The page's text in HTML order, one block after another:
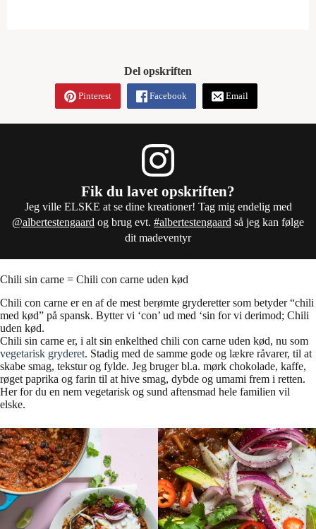
Del opskriften
Pinterest Facebook Email
Fik du lavet opskriften?
Jeg ville ELSKE at se dine kreationer! Tag mig endelig med
@albertestengaard og brug evt. #albertestengaard så jeg kan følge
dit madeventyr
Chili sin carne = Chili con carne uden kød
Chili con carne er en af de mest berømte gryderetter som betyder “chili
med kød” på spansk. Bytter vi ‘con’ ud med ‘sin for vi derimod; Chili
uden kød.
Chili sin carne er, i alt sin enkelthed chili con carne uden kød, nu som
vegetarisk gryderet. Stadig med de samme gode og lækre råvarer, til at
skabe smag, tekstur og fylde. Jeg bruger bl.a. mørk chokolade, kaffe,
røget paprika og farin til at hive smag, dybde og umami frem i retten.
Her for du en nem vegetarisk og sund aftensmad hele familien vil
elske.